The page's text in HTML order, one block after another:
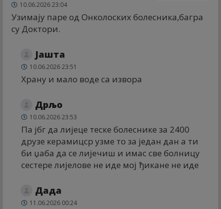
10.06.2026 23:04
Узимају паре од Онколоских болесника,багра
су Доктори.
Јашта
10.06.2026 23:51
Храну и мало воде са извора
Дрљо
10.06.2026 23:53
Па јбг да лијеце теске болеснике за 2400
друзе керамицср узме то за један дан а ти
би џаба да се лијечиш и имас све болницу
сестере лијелове не иде мој ђикане не иде
Дада
11.06.2026 00:24